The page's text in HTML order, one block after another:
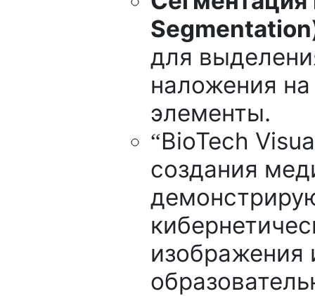
для
наложения
элементы.
“BioTech
создания
изображения